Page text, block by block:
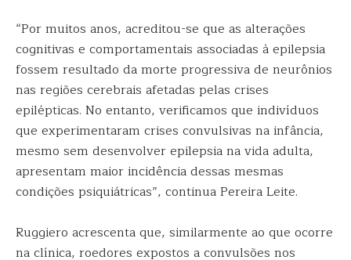
“Por muitos anos, acreditou-se que as alterações
cognitivas e comportamentais associadas à epilepsia
fossem resultado da morte progressiva de neurônios
nas regiões cerebrais afetadas pelas crises
epilépticas. No entanto, verificamos que indivíduos
que experimentaram crises convulsivas na infância,
mesmo sem desenvolver epilepsia na vida adulta,
apresentam maior incidência dessas mesmas
condições psiquiátricas”, continua Pereira Leite.
Ruggiero acrescenta que, similarmente ao que ocorre
na clínica, roedores expostos a convulsões nos